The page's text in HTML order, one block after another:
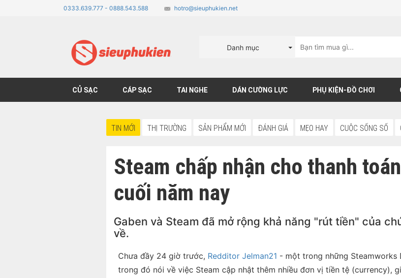
0333.639.777 - 0888.543.588 hotro@sieuphukien.net
Danh mục
CỦ SẠC CÁP SẠC TAI NGHE DÁN CƯỜNG LỰC PHỤ KIỆN-ĐỒ CHƠI
TIN MỚI THỊ TRƯỜNG SẢN PHẨM MỚI ĐÁNH GIÁ MẸO HAY CUỘC SỐNG SỐ
Steam chấp nhận cho thanh
cuối năm nay
Gaben và Steam đã mở rộng khả năng "rút tiền" của
về.
Chưa đầy 24 giờ trước, Redditor Jelman21 - một trong những
trong đó nói về việc Steam cập nhật thêm nhiều đơn vị tiền tệ (currency),